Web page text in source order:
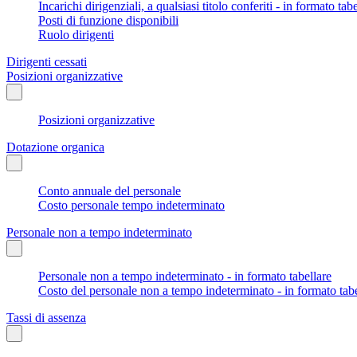
Incarichi dirigenziali, a qualsiasi titolo conferiti - in formato
Posti di funzione disponibili
Ruolo dirigenti
Dirigenti cessati
Posizioni organizzative
Posizioni organizzative
Dotazione organica
Conto annuale del personale
Costo personale tempo indeterminato
Personale non a tempo indeterminato
Personale non a tempo indeterminato - in formato tabellare
Costo del personale non a tempo indeterminato - in formato
Tassi di assenza